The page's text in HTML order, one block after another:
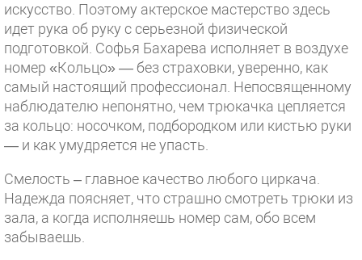
искусство. Поэтому актерское мастерство здесь
идет рука об руку с серьезной физической
подготовкой. Софья Бахарева исполняет в воздухе
номер «Кольцо» — без страховки, уверенно, как
самый настоящий профессионал. Непосвященному
наблюдателю непонятно, чем трюкачка цепляется
за кольцо: носочком, подбородком или кистью руки
— и как умудряется не упасть.
Смелость – главное качество любого циркача.
Надежда поясняет, что страшно смотреть трюки из
зала, а когда исполняешь номер сам, обо всем
забываешь.